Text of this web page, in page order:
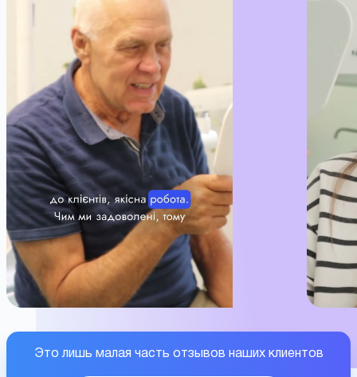
Это лишь малая часть отзывов наших клиентов